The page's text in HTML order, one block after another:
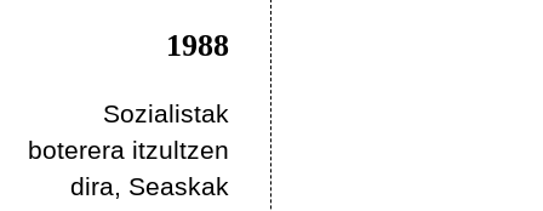
1988
Sozialistak
boterera itzultzen
dira, Seaskak